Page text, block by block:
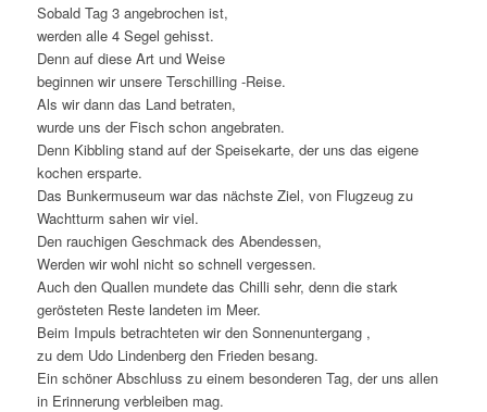
Sobald Tag 3 angebrochen ist,
werden alle 4 Segel gehisst.
Denn auf diese Art und Weise
beginnen wir unsere Terschilling -Reise.
Als wir dann das Land betraten,
wurde uns der Fisch schon angebraten.
Denn Kibbling stand auf der Speisekarte, der uns das eigene
kochen ersparte.
Das Bunkermuseum war das nächste Ziel, von Flugzeug zu
Wachtturm sahen wir viel.
Den rauchigen Geschmack des Abendessen,
Werden wir wohl nicht so schnell vergessen.
Auch den Quallen mundete das Chilli sehr, denn die stark
gerösteten Reste landeten im Meer.
Beim Impuls betrachteten wir den Sonnenuntergang ,
zu dem Udo Lindenberg den Frieden besang.
Ein schöner Abschluss zu einem besonderen Tag, der uns allen
in Erinnerung verbleiben mag.